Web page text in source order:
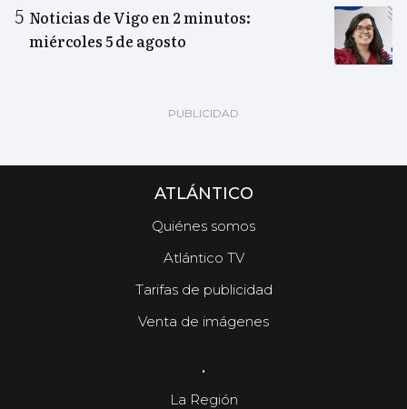
Noticias de Vigo en 2 minutos:
miércoles 5 de agosto
ATLÁNTICO
Quiénes somos
Atlántico TV
Tarifas de publicidad
Venta de imágenes
.
La Región